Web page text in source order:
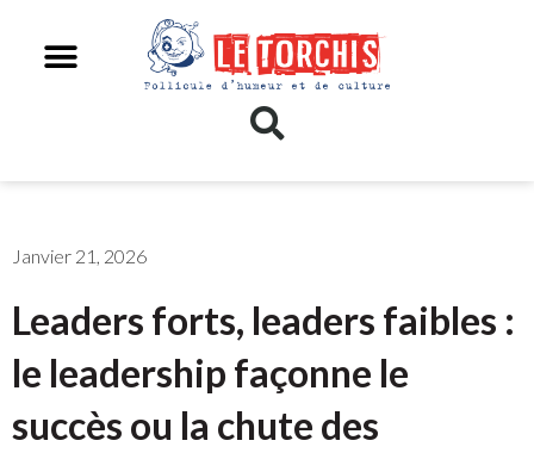
Janvier 21, 2026
Leaders forts, leaders faibles :
le leadership façonne le
succès ou la chute des